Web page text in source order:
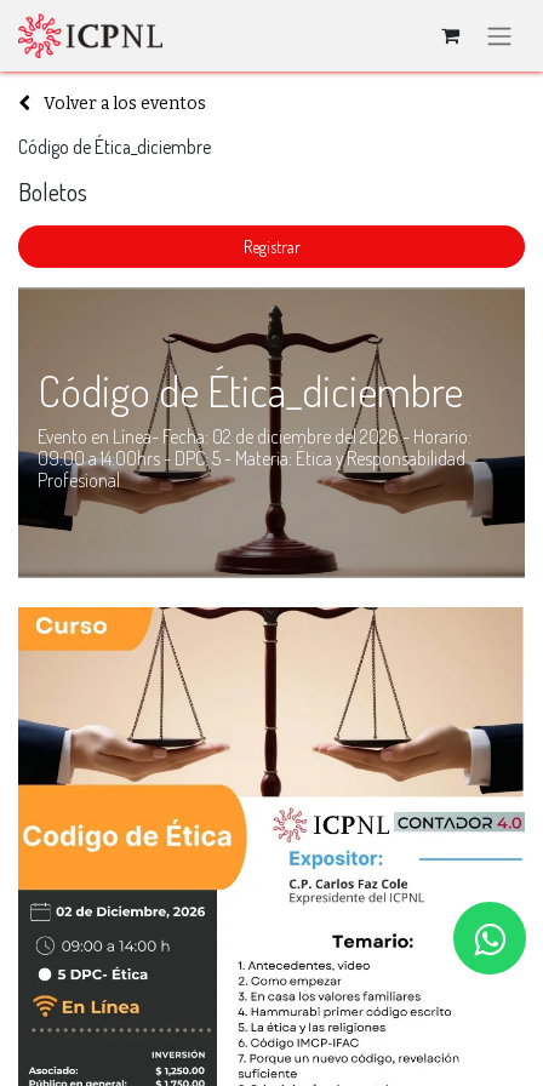
Volver a los eventos
Código de Ética_diciembre
Boletos
​Registrar
Código de Ética_diciembre
Evento en Línea- Fecha: 02 de diciembre del 2026 - Horario:
09:00 a 14:00hrs - DPC: 5 - Materia: Ética y Responsabilidad
Profesional